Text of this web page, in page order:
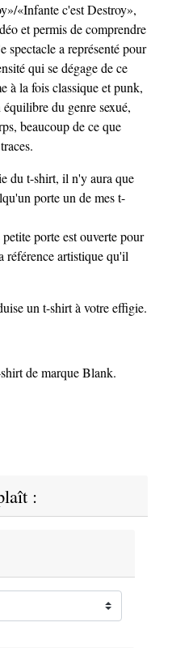
«Infante c'est Destroy»,
et permis de comprendre
spectacle a représenté pour
qui se dégage de ce
à la fois classique et punk,
du genre sexué,
beaucoup de ce que
du t-shirt, il n'y aura que
porte un de mes t-
porte est ouverte pour
référence artistique qu'il
un t-shirt à votre effigie.
de marque Blank.
: